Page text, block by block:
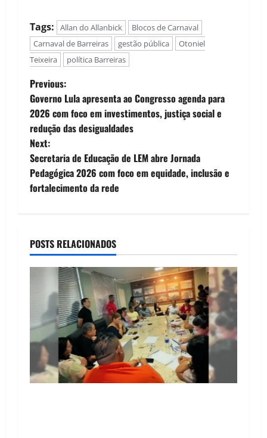
Tags: Allan do Allanbick
Blocos de Carnaval
Carnaval de Barreiras
gestão pública
Otoniel
Teixeira
política Barreiras
P
o
s
t
n
v
i
t
o
Previous:
Governo Lula apresenta ao Congresso agenda para
2026 com foco em investimentos, justiça social e
redução das desigualdades
Next:
Secretaria de Educação de LEM abre Jornada
Pedagógica 2026 com foco em equidade, inclusão e
fortalecimento da rede
POSTS RELACIONADOS